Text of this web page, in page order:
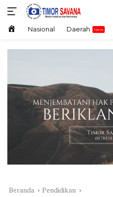
Langsung
konten HomeNasional Daerah
Beranda Pendidikan